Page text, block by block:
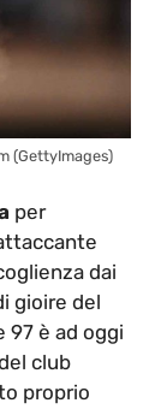
(GettyImages)
per
dai
gioire del
97 è ad oggi
club
proprio